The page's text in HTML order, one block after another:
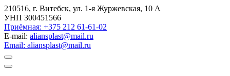
210516, г. Витебск, ул. 1-я Журжевская, 10 А
УНП 300451566
Приёмная: +375 212 61-61-02
E-mail: aliansplast@mail.ru
Email: aliansplast@mail.ru